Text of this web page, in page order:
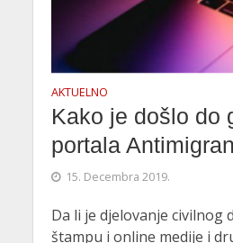
AKTUELNO
Kako je došlo do
portala
15. Decembra 2019.
Da li je djelovanje civilnog
štampu i online medije i